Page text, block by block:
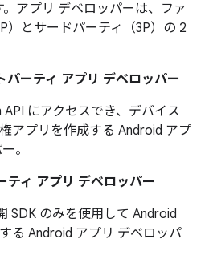
アプリ デベロッパーは、ファ
）とサードパーティ（3P）の 2
ーティ アプリ デベロッパー
API にアクセスでき、デバイス
アプリを作成する Android アプ
。
ィ アプリ デベロッパー
SDK のみを使用して Android
る Android アプリ デベロッパ